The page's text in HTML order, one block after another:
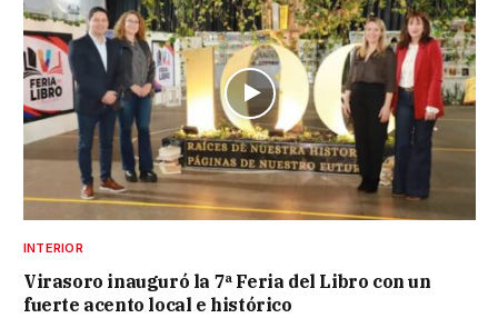
INTERIOR
Virasoro inauguró la 7ª Feria del Libro con un
fuerte acento local e histórico